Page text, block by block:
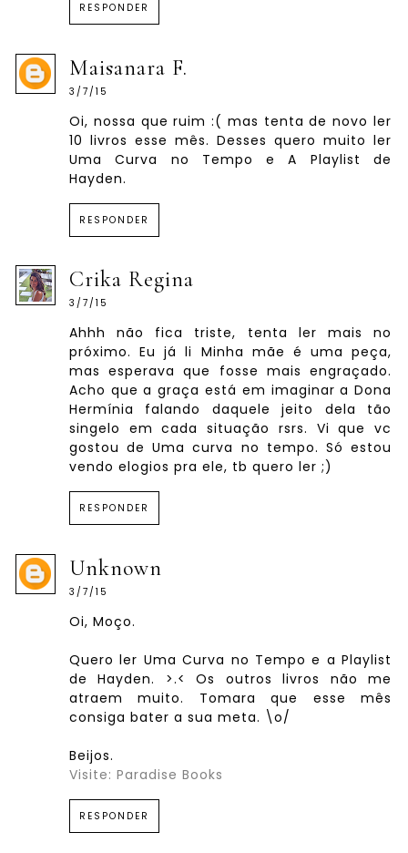
RESPONDER
Maisanara F.
3/7/15
Oi, nossa que ruim :( mas tenta de novo ler
10 livros esse mês. Desses quero muito ler
Uma Curva no Tempo e A Playlist de
Hayden.
RESPONDER
Crika Regina
3/7/15
Ahhh não fica triste, tenta ler mais no
próximo. Eu já li Minha mãe é uma peça,
mas esperava que fosse mais engraçado.
Acho que a graça está em imaginar a Dona
Hermínia falando daquele jeito dela tão
singelo em cada situação rsrs. Vi que vc
gostou de Uma curva no tempo. Só estou
vendo elogios pra ele, tb quero ler ;)
RESPONDER
Unknown
3/7/15
Oi, Moço.
Quero ler Uma Curva no Tempo e a Playlist
de Hayden. >.< Os outros livros não me
atraem muito. Tomara que esse mês
consiga bater a sua meta. \o/
Beijos.
Visite: Paradise Books
RESPONDER